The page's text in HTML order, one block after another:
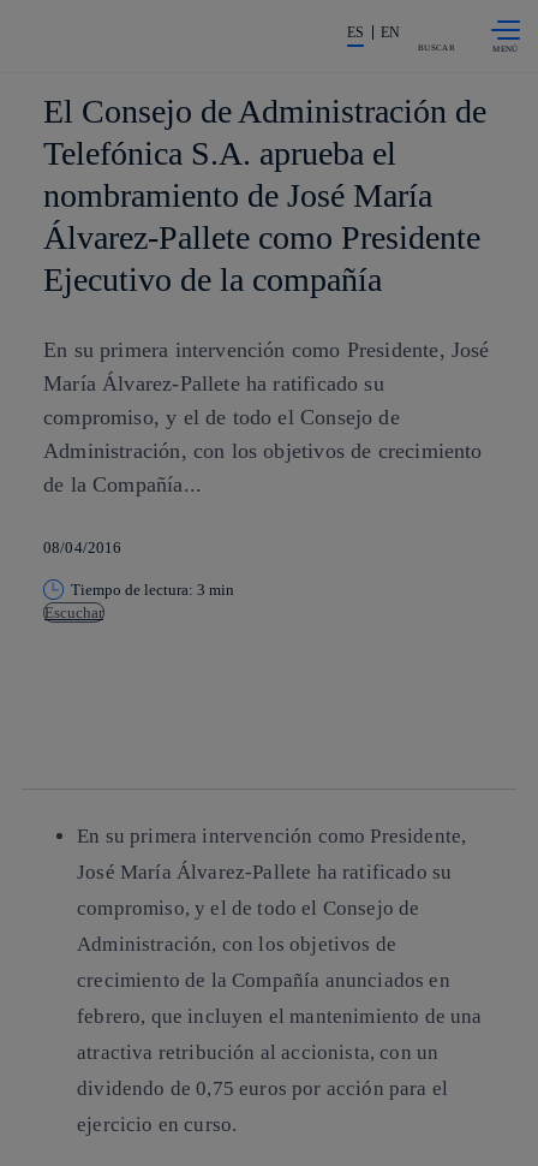
La acción en accionistas e
ES EN
BUSCAR
El Consejo de Administración de
Telefónica S.A. aprueba el
nombramiento de José María
Álvarez-Pallete como Presidente
Ejecutivo de la compañía
En su primera intervención como Presidente, José
María Álvarez-Pallete ha ratificado su
compromiso, y el de todo el Consejo de
Administración, con los objetivos de crecimiento
de la Compañía...
08/04/2016
Tiempo de lectura: 3 min
Escuchar
En su primera intervención como Presidente,
José María Álvarez-Pallete ha ratificado su
compromiso, y el de todo el Consejo de
Administración, con los objetivos de
crecimiento de la Compañía anunciados en
febrero, que incluyen el mantenimiento de una
atractiva retribución al accionista, con un
dividendo de 0,75 euros por acción para el
ejercicio en curso.